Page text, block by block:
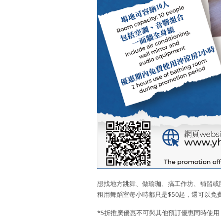
想找地方跳舞、做瑜珈、搞工作坊、補習
租用舞蹈室每小時都只是$50起，還可以
*5折推廣優惠不可與其他預訂優惠同時使用